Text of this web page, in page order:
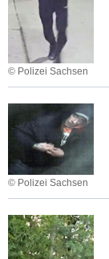
e
s
d
-
S
t
r
e
s
r
f
a
f
w
e
© Polizei Sachsen
n
d
f
r
e
d
© Polizei Sachsen
i
e